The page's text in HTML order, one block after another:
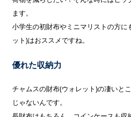
ます。
小学生の初財布やミニマリストの方に
ット)はおススメですね。
優れた収納力
チャムスの財布(ウォレット)の凄いと
じゃないんです。